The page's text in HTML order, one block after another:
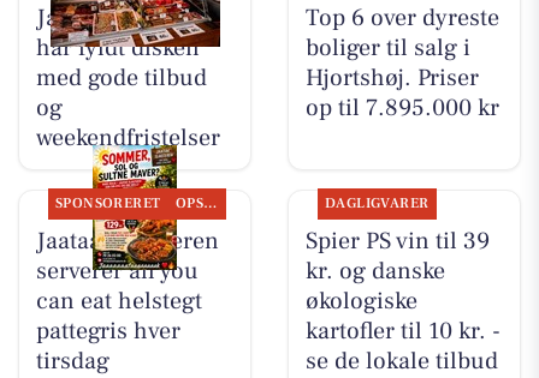
Jaataak Slagteren
har fyldt disken
med gode tilbud
og
weekendfristelser
Top 6 over dyreste
boliger til salg i
Hjortshøj. Priser
op til 7.895.000 kr
SPONSORERET OPSLAGSTAVLEN
Jaataak Slagteren
serverer all you
can eat helstegt
pattegris hver
tirsdag
DAGLIGVARER
Spier PS vin til 39
kr. og danske
økologiske
kartofler til 10 kr. -
se de lokale tilbud